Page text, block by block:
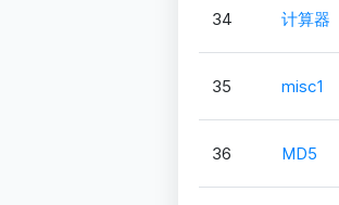
34 计算器
35 misc1
36 MD5